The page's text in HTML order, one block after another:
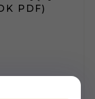
PDF)